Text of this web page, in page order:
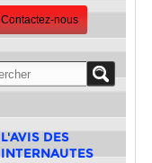
Contactez-nous
L'AVIS DES
INTERNAUTES